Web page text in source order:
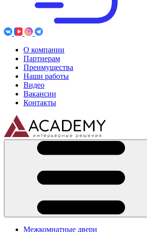
О компании
Партнерам
Преимущества
Наши работы
Видео
Вакансии
Контакты
Межкомнатные двери